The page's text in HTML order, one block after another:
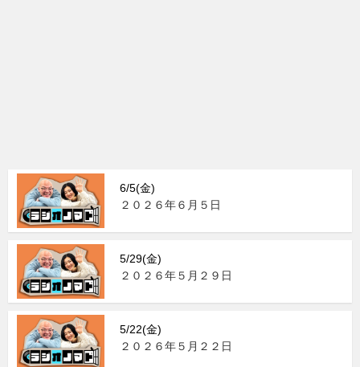
6/5(金)
２０２６年６月５日
5/29(金)
２０２６年５月２９日
5/22(金)
２０２６年５月２２日